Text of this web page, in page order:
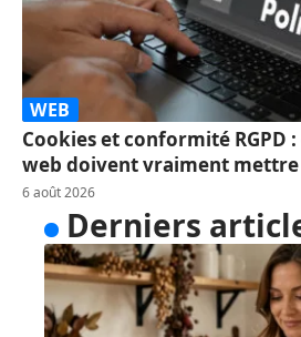
WEB
Cookies et conformité RGPD
web doivent vraiment mettre
6 août 2026
Derniers